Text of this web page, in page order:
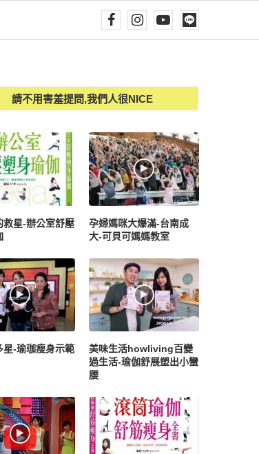
請不用害羞提問,我們人很NICE
救星-辦公室舒壓
孕婦媽咪大爆滿-台南成
大-可貝可媽媽教室
星-瑜珈瘦身示範
美味生活howliving百變
過生活-瑜伽舒展塑出小蠻
腰